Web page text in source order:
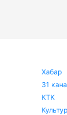
Хабар
31
КТК